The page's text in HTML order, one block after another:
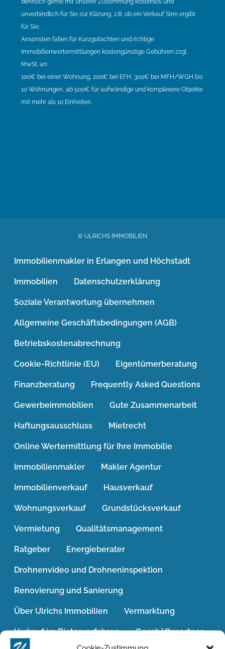
dennoch gerne mit unserer Zustimmung kostenlos und
unverbindlich für Sie zur Klärung, z.B. ob ein Verkauf Sinn ergibt
für Sie.
Ansonsten fallen für Kurzgutachten und richtige
Immobilienwertermittlungen kostengünstige Gebühren zzgl.
MwSt. an:
100€ bei einer Wohnung, 200€ bei EFH, 300€ bei MFH/WGH bis
10 Wohnungen, ab 500€ für aufwändige und komplexere Objekte
mit mehr als 10 Einheiten.
© ULRICHS IMMOBILIEN
Immobilienmakler in Erlangen und Höchstadt
Immobilien Datenschutzerklärung
Soziale Verantwortung übernehmen
Allgemeine Geschäftsbedingungen (AGB)
Betriebskostenabrechnung
Cookie-Richtlinie (EU) Eigentümerberatung
Finanzberatung Frequently Asked Questions
Gewerbeimmobilien Gute Zusammenarbeit
Haftungsausschluss Mietrecht
Online Wertermittlung für Ihre Immobilie
Immobilienmakler Makler Agentur
Immobilienverkauf Hausverkauf
Wohnungsverkauf Grundstücksverkauf
Vermietung Qualitätsmanagement
Ratgeber Energieberater
Drohnenvideo und Drohneninspektion
Renovierung und Sanierung
Über Ulrichs Immobilien Vermarktung
Verkauf im Bieterverfahren Geschäftspartner